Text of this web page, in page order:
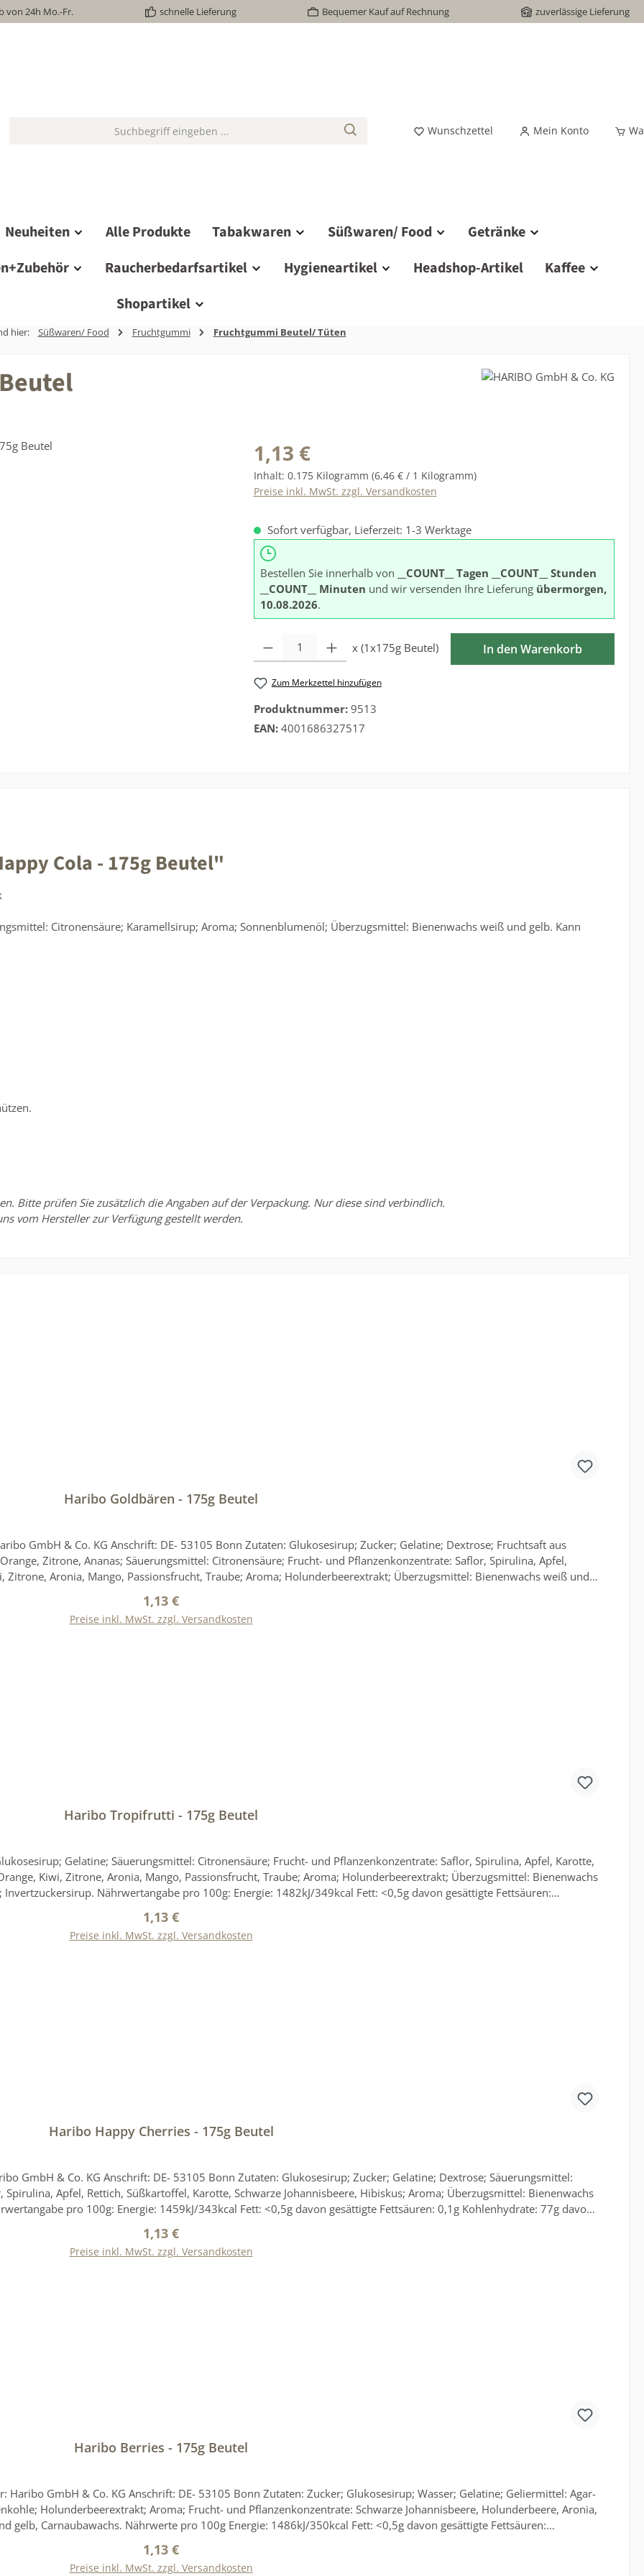
von 24h Mo.-Fr. schnelle Lieferung Bequemer Kauf auf Rechnung zuverlässige Lieferung
Wunschzettel Mein Konto
Neuheiten Alle Produkte Tabakwaren Süßwaren/ Food
Getränke
Raucherbedarfsartikel Hygieneartikel Headshop-Artikel
Kaffee
Shopartikel
hier: Süßwaren/ Food Fruchtgummi Fruchtgummi Beutel/ Tüten
Regulärer Preis:
1,13 €
Inhalt: 0.175 Kilogramm (6,46 € / 1 Kilogramm)
Preise inkl. MwSt. zzgl. Versandkosten
Sofort verfügbar, Lieferzeit: 1-3 Werktage
Bestellen Sie innerhalb von __COUNT__ Tagen
__COUNT__ Stunden
__COUNT__ Minuten und wir versenden Ihre Lieferung übermorgen,
10.08.2026.
Produkt Anzahl: Gib den gewünschten Wert ein oder benutze die
x (1x175g Beutel) In den Warenkorb
Zum Merkzettel hinzufügen
Produktnummer: 9513
EAN: 4001686327517
Cola - 175g Beutel"
Citronensäure; Karamellsirup; Aroma; Sonnenblumenöl; Überzugsmittel: Bienenwachs weiß und gelb. Kann
Bitte prüfen Sie zusätzlich die Angaben auf der Verpackung. Nur diese sind verbindlich.
vom Hersteller zur Verfügung gestellt werden.
Haribo Goldbären - 175g Beutel
GmbH & Co. KG Anschrift: DE- 53105 Bonn Zutaten: Glukosesirup; Zucker; Gelatine; Dextrose; Fruchtsaft aus
Zitrone, Ananas; Säuerungsmittel: Citronensäure; Frucht- und Pflanzenkonzentrate: Saflor, Spirulina, Apfel,
Zitrone, Aronia, Mango, Passionsfrucht, Traube; Aroma; Holunderbeerextrakt; Überzugsmittel: Bienenwachs weiß und
(8400kJ/2000kcal) Packung enthält 8 Portionen Aufbewahrungshinweis: Vor Wärme und Feuchtigkeit
übernommen. Bitte prüfen Sie zusätzlich die Angaben auf der Verpackung. Nur diese sind verbindlich. Dies gilt auch für
Regulärer Preis:
1,13 €
Preise inkl. MwSt. zzgl. Versandkosten
Haribo Tropifrutti - 175g Beutel
Gelatine; Säuerungsmittel: Citronensäure; Frucht- und Pflanzenkonzentrate: Saflor, Spirulina, Apfel, Karotte,
Kiwi, Zitrone, Aronia, Mango, Passionsfrucht, Traube; Aroma; Holunderbeerextrakt; Überzugsmittel: Bienenwachs
Nährwertangabe pro 100g: Energie: 1482kJ/349kcal Fett: <0,5g davon gesättigte Fettsäuren:
Dies gilt auch für weitere Angaben zu diesem Produkt, die uns vom Hersteller zur Verfügung gestellt werden.
Regulärer Preis:
1,13 €
Preise inkl. MwSt. zzgl. Versandkosten
Haribo Happy Cherries - 175g Beutel
GmbH & Co. KG Anschrift: DE- 53105 Bonn Zutaten: Glukosesirup; Zucker; Gelatine; Dextrose; Säuerungsmittel:
Apfel, Rettich, Süßkartoffel, Karotte, Schwarze Johannisbeere, Hibiskus; Aroma; Überzugsmittel: Bienenwachs
pro 100g: Energie: 1459kJ/343kcal Fett: <0,5g davon gesättigte Fettsäuren: 0,1g Kohlenhydrate: 77g davon
wird keine Haftung übernommen. Bitte prüfen Sie zusätzlich die Angaben auf der Verpackung. Nur diese sind
weitere Angaben zu diesem Produkt, die uns vom Hersteller zur Verfügung gestellt werden.
Regulärer Preis:
1,13 €
Preise inkl. MwSt. zzgl. Versandkosten
Haribo Berries - 175g Beutel
GmbH & Co. KG Anschrift: DE- 53105 Bonn Zutaten: Zucker; Glukosesirup; Wasser; Gelatine; Geliermittel: Agar-
Holunderbeerextrakt; Aroma; Frucht- und Pflanzenkonzentrate: Schwarze Johannisbeere, Holunderbeere, Aronia,
gelb, Carnaubawachs. Nährwerte pro 100g Energie: 1486kJ/350kcal Fett: <0,5g davon gesättigte Fettsäuren:
übernommen. Bitte prüfen Sie zusätzlich die Angaben auf der Verpackung. Nur diese sind verbindlich. Dies gilt auch für
zu diesem Produkt, die uns vom Hersteller zur Verfügung gestellt werden.
Regulärer Preis:
1,13 €
Preise inkl. MwSt. zzgl. Versandkosten